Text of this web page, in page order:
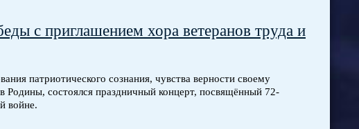
с приглашением хора ветеранов труда и
патриотического сознания, чувства верности своему
Родины, состоялся праздничный концерт, посвящённый 72-
войне.